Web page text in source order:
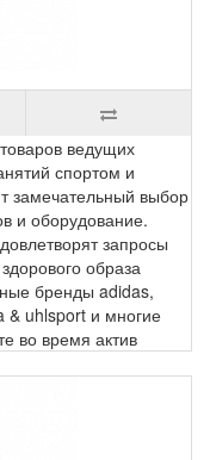
ведущих
спортом и
замечательный выбор
и оборудование.
запросы
образа
бренды adidas,
& uhlsport и многие
во время актив